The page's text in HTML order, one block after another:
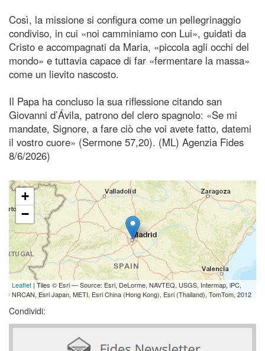
Così, la missione si configura come un pellegrinaggio
condiviso, in cui «noi camminiamo con Lui», guidati da
Cristo e accompagnati da Maria, «piccola agli occhi del
mondo» e tuttavia capace di far «fermentare la massa»
come un lievito nascosto.
Il Papa ha concluso la sua riflessione citando san
Giovanni d’Ávila, patrono del clero spagnolo: «Se mi
mandate, Signore, a fare ciò che voi avete fatto, datemi
il vostro cuore» (Sermone 57,20). (ML) Agenzia Fides
8/6/2026)
+
−
Leaflet | Tiles © Esri — Source: Esri, DeLorme, NAVTEQ, USGS, Intermap, iPC,
NRCAN, Esri Japan, METI, Esri China (Hong Kong), Esri (Thailand), TomTom, 2012
Condividi: